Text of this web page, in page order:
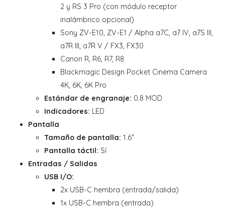
2 y RS 3 Pro (con módulo receptor
inalámbrico opcional)
Sony ZV-E10, ZV-E1 / Alpha a7C, a7 IV, a7S III,
a7R III, a7R V / FX3, FX30
Canon R, R6, R7, R8
Blackmagic Design Pocket Cinema Camera
4K, 6K, 6K Pro
Estándar de engranaje: 0.8 MOD
Indicadores: LED
Pantalla
Tamaño de pantalla: 1.6"
Pantalla táctil: Sí
Entradas / Salidas
USB I/O:
2x USB-C hembra (entrada/salida)
1x USB-C hembra (entrada)